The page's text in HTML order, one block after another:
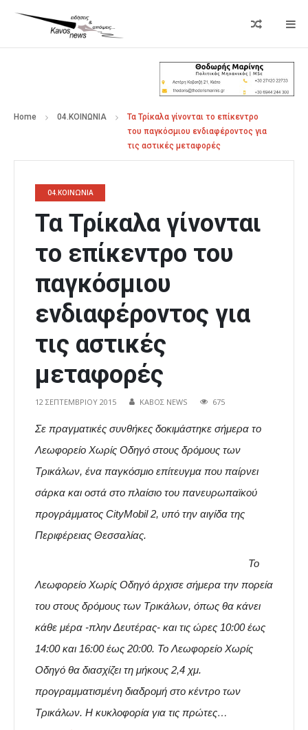
Home 04.ΚΟΙΝΩΝΙΑ
Τα Τρίκαλα γίνονται το επίκεντρο
του παγκόσμιου ενδιαφέροντος για
τις αστικές μεταφορές
04.ΚΟΙΝΩΝΙΑ
Τα Τρίκαλα γίνονται
το επίκεντρο του
παγκόσμιου
ενδιαφέροντος για
τις αστικές
μεταφορές
12 ΣΕΠΤΕΜΒΡΊΟΥ 2015 ΚΑΒΟΣ NEWS 675
Σε πραγματικές συνθήκες δοκιμάστηκε σήμερα το
Λεωφορείο Χωρίς Οδηγό στους δρόμους των
Τρικάλων, ένα παγκόσμιο επίτευγμα που παίρνει
σάρκα και οστά στο πλαίσιο του πανευρωπαϊκού
προγράμματος CityMobil 2, υπό την αιγίδα της
Περιφέρειας Θεσσαλίας.
Το
Λεωφορείο Χωρίς Οδηγό άρχισε σήμερα την πορεία
του στους δρόμους των Τρικάλων, όπως θα κάνει
κάθε μέρα -πλην Δευτέρας- και τις ώρες 10:00 έως
14:00 και 16:00 έως 20:00. Το Λεωφορείο Χωρίς
Οδηγό θα διασχίζει τη μήκους 2,4 χμ.
προγραμματισμένη διαδρομή στο κέντρο των
Τρικάλων. Η κυκλοφορία για τις πρώτες…